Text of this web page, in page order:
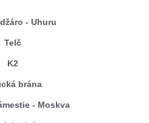
- Uhuru
Telč
K2
brána
- Moskva